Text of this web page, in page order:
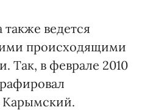
ведется
происходящими
Так, в феврале 2010
Карымский.